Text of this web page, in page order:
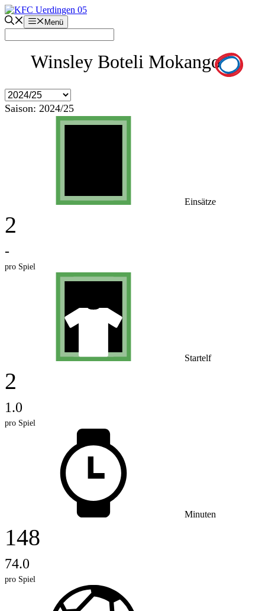
Zum
Inhalt
springen
Menü
Winsley Boteli Mokango
Saison: 2024/25
Einsätze
2
-
pro Spiel
Startelf
2
1.0
pro Spiel
Minuten
148
74.0
pro Spiel